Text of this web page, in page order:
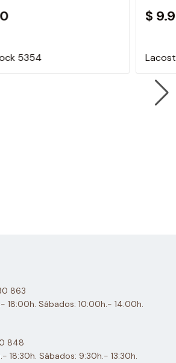
5354
$
863
18:00h. Sábados: 10:00h.- 14:00h.
848
18:30h. Sábados: 9:30h.- 13:30h.